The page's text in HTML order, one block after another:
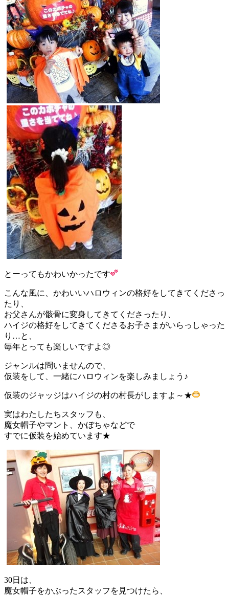
とーってもかわいかったです
こんな風に、かわいいハロウィンの格好をしてきてくださっ
たり、
お父さんが骸骨に変身してきてくださったり、
ハイジの格好をしてきてくださるお子さまがいらっしゃった
り…と、
毎年とっても楽しいですよ◎
ジャンルは問いませんので、
仮装をして、一緒にハロウィンを楽しみましょう♪
仮装のジャッジはハイジの村の村長がしますよ～★
実はわたしたちスタッフも、
魔女帽子やマント、かぼちゃなどで
すでに仮装を始めています★
30日は、
魔女帽子をかぶったスタッフを見つけたら、